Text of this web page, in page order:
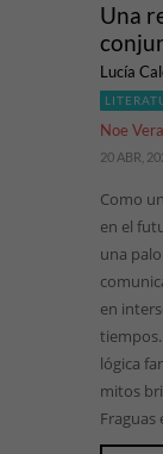
Una
Lucía
Noe Vera
20 ABR,
Como
en el
una
en
lógica
mitos
Fraguas